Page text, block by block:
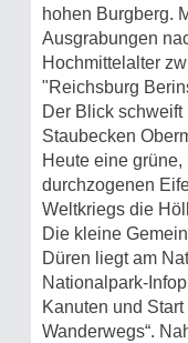
hohen Burgberg.
Ausgrabungen
Hochmittelalter
"Reichsburg
Der Blick schweift
Staubecken
Heute eine
durchzogenen
Weltkriegs die
Die kleine
Düren liegt am
Nationalpark-
Kanuten und
Wanderwegs“.